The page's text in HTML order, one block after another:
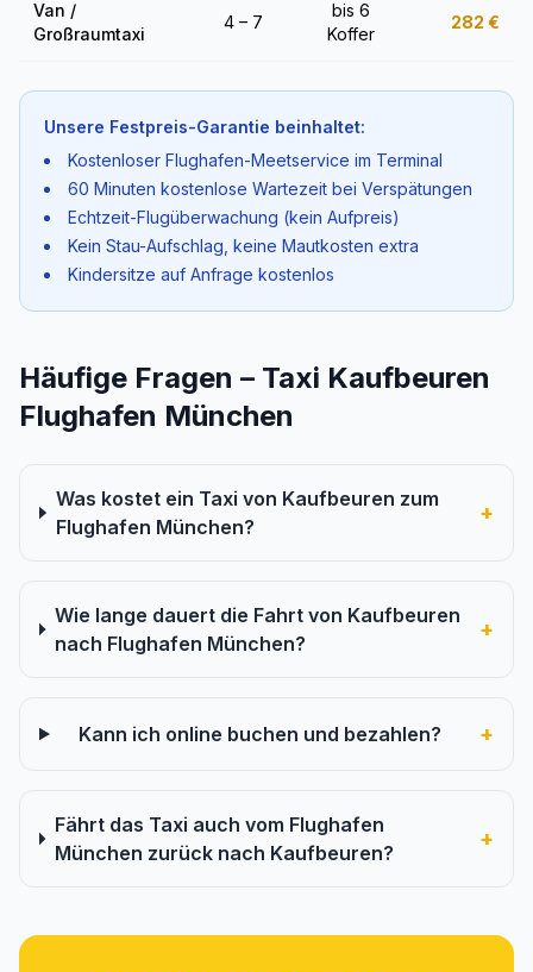
Van /
Großraumtaxi
4 – 7
bis 6
Koffer
282 €
Unsere Festpreis-Garantie beinhaltet:
Kostenloser Flughafen-Meetservice im Terminal
60 Minuten kostenlose Wartezeit bei Verspätungen
Echtzeit-Flugüberwachung (kein Aufpreis)
Kein Stau-Aufschlag, keine Mautkosten extra
Kindersitze auf Anfrage kostenlos
Häufige Fragen – Taxi Kaufbeuren
Flughafen München
Was kostet ein Taxi von Kaufbeuren zum
Flughafen München?
+
Wie lange dauert die Fahrt von Kaufbeuren
nach Flughafen München?
+
Kann ich online buchen und bezahlen? +
Fährt das Taxi auch vom Flughafen
München zurück nach Kaufbeuren?
+